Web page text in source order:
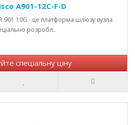
A901-12C-F-D
901 10G - це платформа шлюзу вузла
розробл..
спеціальну ціну